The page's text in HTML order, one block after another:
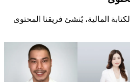
المالية، يُنشئ فريقنا المحتوى
الأبحاث
Evan Rouse
كاتب مالي